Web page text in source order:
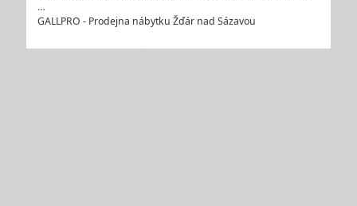
…
GALLPRO - Prodejna nábytku Žďár nad Sázavou